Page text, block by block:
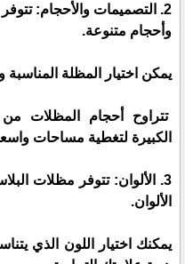
2. التصميمات والأحجام:
وأحجام متنوعة.
يمكن اختيار المظلة المناسبة
تتراوح أحجام المظلات
الكبيرة لتغطية مساحات
3. الألوان: تتوفر مظلات
الألوان.
يمكنك اختيار اللون الذي